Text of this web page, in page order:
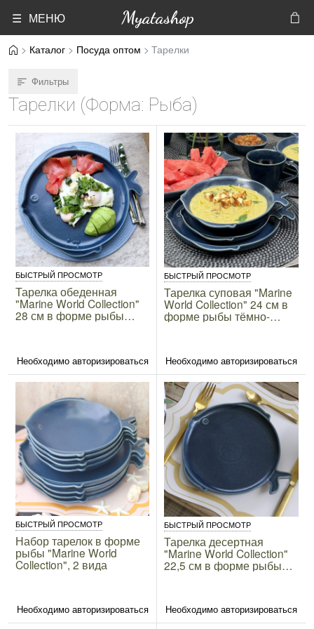
☰ МЕНЮ Myatashop
Каталог Посуда оптом Тарелки
Фильтры
Тарелки (Форма: Рыба)
БЫСТРЫЙ ПРОСМОТР
Тарелка обеденная
"Marine World Collection"
28 см в форме рыбы
Необходимо авторизироваться
БЫСТРЫЙ ПРОСМОТР
Тарелка суповая "Marine
World Collection" 24 см в
форме рыбы тёмно-
Необходимо авторизироваться
БЫСТРЫЙ ПРОСМОТР
Набор тарелок в форме
рыбы "Marine World
Collection", 2 вида
Необходимо авторизироваться
БЫСТРЫЙ ПРОСМОТР
Тарелка десертная
"Marine World Collection"
22,5 см в форме рыбы
Необходимо авторизироваться